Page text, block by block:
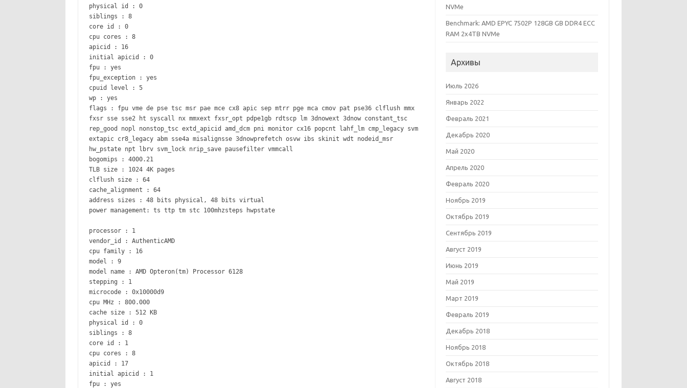
physical id : 0
siblings : 8
core id : 0
cpu cores : 8
apicid : 16
initial apicid : 0
fpu : yes
fpu_exception : yes
cpuid level : 5
wp : yes
flags : fpu vme de pse tsc msr pae mce cx8 apic sep mtrr pge mca cmov pat pse36 clflush mmx
fxsr sse sse2 ht syscall nx mmxext fxsr_opt pdpe1gb rdtscp lm 3dnowext 3dnow constant_tsc
rep_good nopl nonstop_tsc extd_apicid amd_dcm pni monitor cx16 popcnt lahf_lm cmp_legacy svm
extapic cr8_legacy abm sse4a misalignsse 3dnowprefetch osvw ibs skinit wdt nodeid_msr
hw_pstate npt lbrv svm_lock nrip_save pausefilter vmmcall
bogomips : 4000.21
TLB size : 1024 4K pages
clflush size : 64
cache_alignment : 64
address sizes : 48 bits physical, 48 bits virtual
power management: ts ttp tm stc 100mhzsteps hwpstate
processor : 1
vendor_id : AuthenticAMD
cpu family : 16
model : 9
model name : AMD Opteron(tm) Processor 6128
stepping : 1
microcode : 0x10000d9
cpu MHz : 800.000
cache size : 512 KB
physical id : 0
siblings : 8
core id : 1
cpu cores : 8
apicid : 17
initial apicid : 1
fpu : yes
NVMe
Benchmark: AMD EPYC 7502P 128GB GB DDR4 ECC
RAM 2x4TB NVMe
Архивы
Июль 2026
Январь 2022
Февраль 2021
Декабрь 2020
Май 2020
Апрель 2020
Февраль 2020
Ноябрь 2019
Октябрь 2019
Сентябрь 2019
Август 2019
Июнь 2019
Май 2019
Март 2019
Февраль 2019
Декабрь 2018
Ноябрь 2018
Октябрь 2018
Август 2018